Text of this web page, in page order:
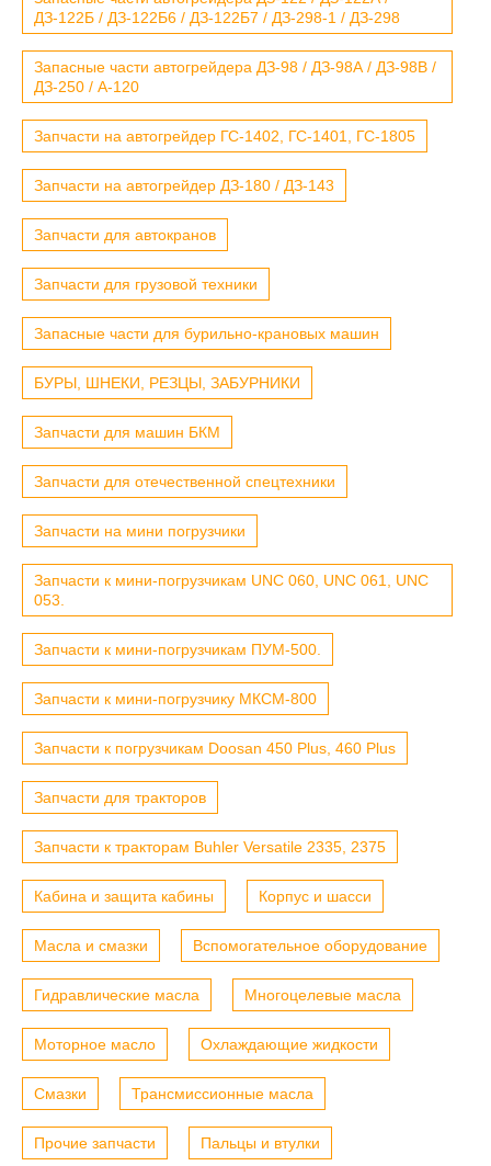
ДЗ-122Б / ДЗ-122Б6 / ДЗ-122Б7 / ДЗ-298-1 / ДЗ-298
Запасные части автогрейдера ДЗ-98 / ДЗ-98А / ДЗ-98В /
ДЗ-250 / А-120
Запчасти на автогрейдер ГС-1402, ГС-1401, ГС-1805
Запчасти на автогрейдер ДЗ-180 / ДЗ-143
Запчасти для автокранов
Запчасти для грузовой техники
Запасные части для бурильно-крановых машин
БУРЫ, ШНЕКИ, РЕЗЦЫ, ЗАБУРНИКИ
Запчасти для машин БКМ
Запчасти для отечественной спецтехники
Запчасти на мини погрузчики
Запчасти к мини-погрузчикам UNC 060, UNC 061, UNC
053.
Запчасти к мини-погрузчикам ПУМ-500.
Запчасти к мини-погрузчику МКСМ-800
Запчасти к погрузчикам Doosan 450 Plus, 460 Plus
Запчасти для тракторов
Запчасти к тракторам Buhler Versatile 2335, 2375
Кабина и защита кабины Корпус и шасси
Масла и смазки Вспомогательное оборудование
Гидравлические масла Многоцелевые масла
Моторное масло Охлаждающие жидкости
Смазки Трансмиссионные масла
Прочие запчасти Пальцы и втулки